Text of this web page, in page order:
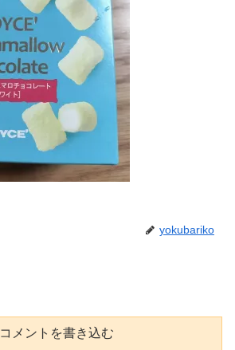
yokubariko
コメントを書き込む